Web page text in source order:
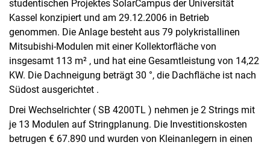
PhotoVoltaik
TunnelTrockner
SolarReflektor
ForschungsHalle
studentischen Projektes SolarCampus der Universität
Kassel konzipiert und am 29.12.2006 in Betrieb
genommen. Die Anlage besteht aus 79 polykristallinen
Mitsubishi-Modulen mit einer Kollektorfläche von
insgesamt 113 m² , und hat eine Gesamtleistung von 14,22
KW. Die Dachneigung beträgt 30 °, die Dachfläche ist nach
Südost ausgerichtet .
Drei Wechselrichter ( SB 4200TL ) nehmen je 2 Strings mit
je 13 Modulen auf Stringplanung. Die Investitionskosten
betrugen € 67.890 und wurden von Kleinanlegern in einen